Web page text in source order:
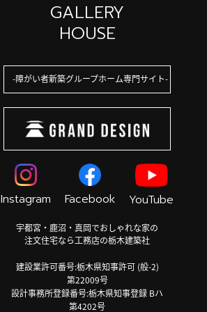
GALLERY
HOUSE
障がい者新築グループホーム専門サイト
Instagram Facebook YouTube
宇都宮・鹿沼・真岡でおしゃれな家の
注文住宅なら工務店の栃木建築社
建設業許可番号:栃木県知事許可 (般-2)
第22009号
設計事務所登録番号:栃木県知事登録 Bハ
第4202号